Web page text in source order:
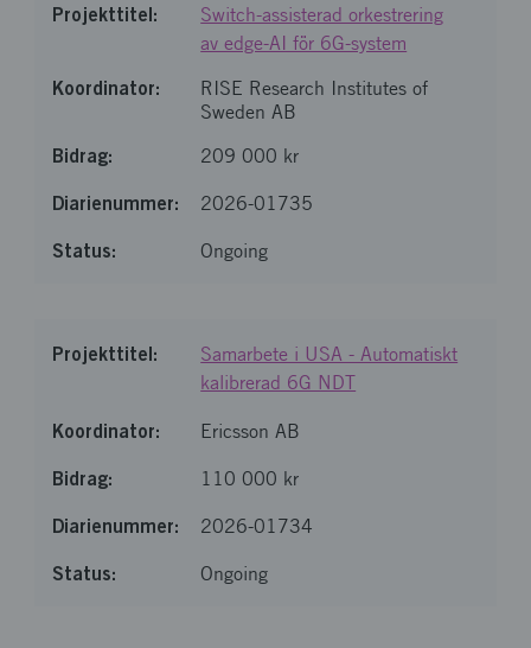
Switch-assisterad orkestrering
av edge-AI för 6G-system
RISE Research Institutes of
Sweden AB
209 000 kr
2026-01735
Ongoing
Samarbete i USA - Automatiskt
kalibrerad 6G NDT
Ericsson AB
110 000 kr
2026-01734
Ongoing